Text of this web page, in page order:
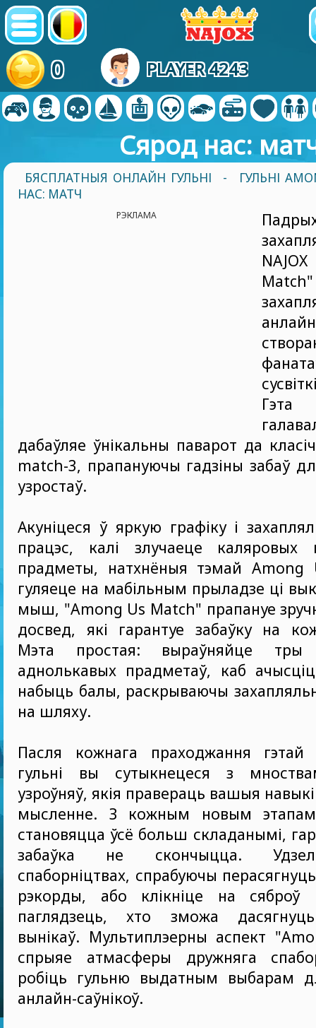
0 PLAYER 4243
Сярод нас:
БЯСПЛАТНЫЯ ОНЛАЙН ГУЛЬНІ -
ГУЛЬНІ
НАС: МАТЧ
РЭКЛАМА
Гэта
дабаўляе ўнікальны паварот да
match-3, прапануючы гадзіны забаў
узростаў.
Акуніцеся ў яркую графіку і
працэс, калі злучаеце каляровых
прадметы, натхнёныя тэмай
гуляеце на мабільным прыладзе ці
мыш, "Among Us Match" прапануе
досвед, які гарантуе забаўку на
Мэта простая: выраўняйце
аднолькавых прадметаў, каб
набыць балы, раскрываючы
на шляху.
Пасля кожнага праходжання гэтай
гульні вы сутыкнецеся з
узроўняў, якія правераць вашыя навыкі
мысленне. З кожным новым этапам
становяцца ўсё больш складанымі,
забаўка не скончыцца.
спаборніцтвах, спрабуючы
рэкорды, або клікніце на
паглядзець, хто зможа
вынікаў. Мультиплэерны аспект
спрыяе атмасферы дружняга
робіць гульню выдатным выбарам
анлайн-саўнікоў.